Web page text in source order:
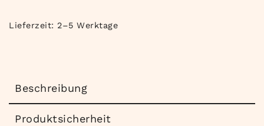
Lieferzeit: 2–5 Werktage
Beschreibung
Produktsicherheit